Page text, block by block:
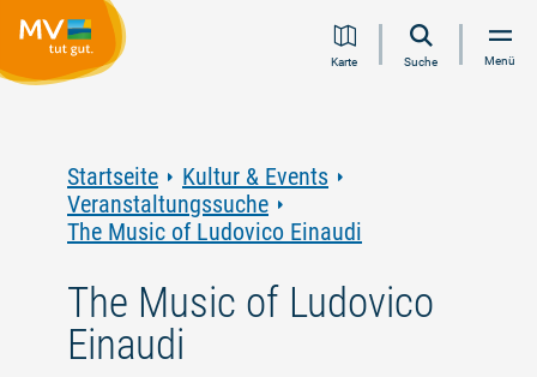
Inhalt
Navigation
Volltextsuche
FooterKarte Suche Menü
Startseite
Kultur & Events
Veranstaltungssuche
The Music of Ludovico Einaudi
The Music of Ludovico
Einaudi